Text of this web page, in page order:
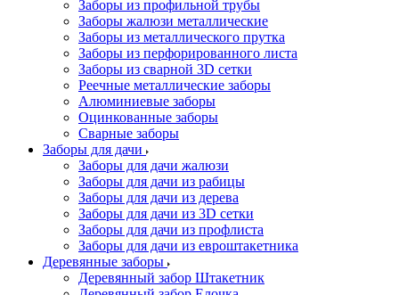
Заборы из профильной трубы
Заборы жалюзи металлические
Заборы из металлического прутка
Заборы из перфорированного листа
Заборы из сварной 3D сетки
Реечные металлические заборы
Алюминиевые заборы
Оцинкованные заборы
Сварные заборы
Заборы для дачи
Заборы для дачи жалюзи
Заборы для дачи из рабицы
Заборы для дачи из дерева
Заборы для дачи из 3D сетки
Заборы для дачи из профлиста
Заборы для дачи из евроштакетника
Деревянные заборы
Деревянный забор Штакетник